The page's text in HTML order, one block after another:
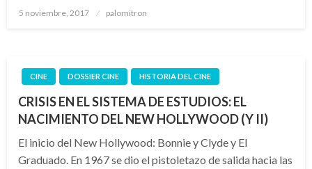
Publicado
5 noviembre, 2017 palomitron
CINE DOSSIER CINE HISTORIA DEL CINE
CRISIS EN EL SISTEMA DE ESTUDIOS: EL
NACIMIENTO DEL NEW HOLLYWOOD (Y II)
El inicio del New Hollywood: Bonnie y Clyde y El
Graduado. En 1967 se dio el pistoletazo de salida hacia las